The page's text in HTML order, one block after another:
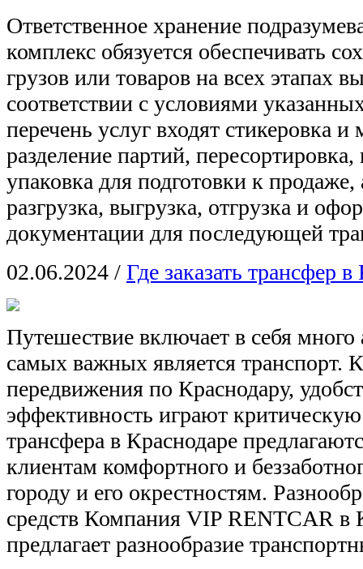
Ответственное хранение
комплекс обязуется обеспечивать
грузов или товаров на всех этапах
соответствии с условиями
перечень услуг входят стикеровка и
разделение партий,
упаковка для подготовки к продаже,
разгрузка, выгрузка, отгрузка и
документации для последующей
02.06.2024 / Где заказать трансфер
Путешествие включает в себя
самых важных является транспорт.
передвижения по Краснодару,
эффективность играют
трансфера в Краснодаре
клиентам комфортного и
городу и его окрестностям.
средств Компания VIP RENTCAR в
предлагает разнообразие